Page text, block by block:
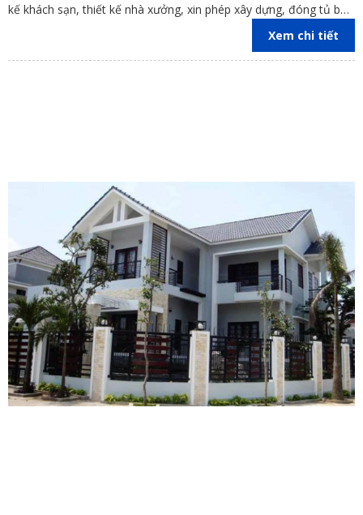
kế khách sạn, thiết kế nhà xưởng, xin phép xây dựng, đóng tủ bếp
trên địa bàn các tỉnh Đồng Nai, Bình Dương, TP Hồ Chí Minh,
Xem chi tiết